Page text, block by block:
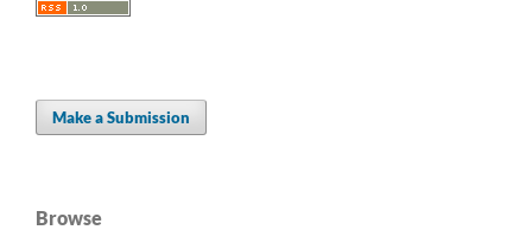
Make a Submission
Browse